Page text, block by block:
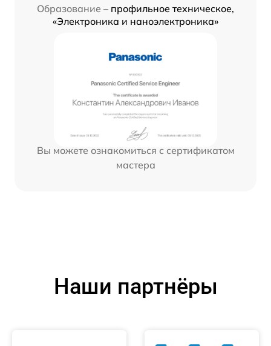
Образование – профильное техническое,
«Электроника и наноэлектроника»
Вы можете ознакомиться с сертификатом
мастера
Наши партнёры